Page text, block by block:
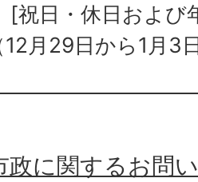
[祝日・休日および
12月29日から1月3
政に関するお問